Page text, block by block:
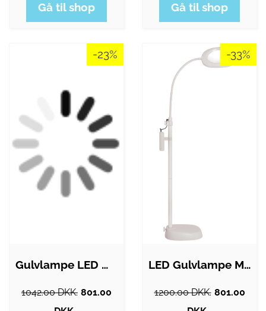
Gå til shop Gå til shop
-23%
Gulvlampe LED m/ lup - 3 i 1 hvid
1042.00 DKK. 801.00
-33%
LED Gulvlampe Med Lup - 3 IN 1 Hvid -…
1200.00 DKK. 801.00